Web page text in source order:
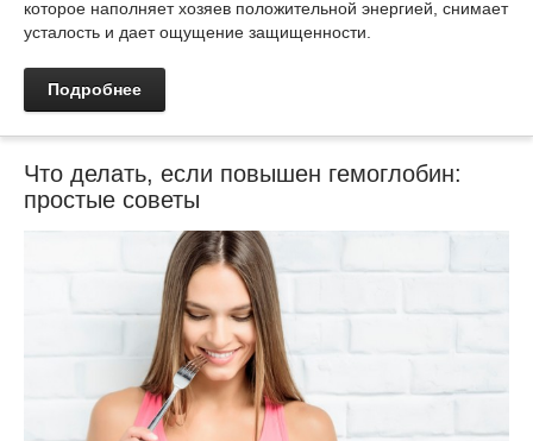
которое наполняет хозяев положительной энергией, снимает
усталость и дает ощущение защищенности.
Подробнее
Что делать, если повышен гемоглобин:
простые советы